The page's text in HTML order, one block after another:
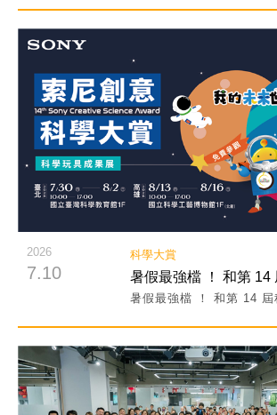
2026
7.10
科學大賞
閱讀詳細內容